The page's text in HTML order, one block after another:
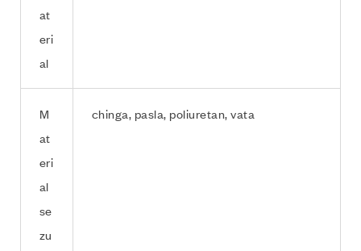
at
eri
al
M
at
eri
al
se
zu
chinga, pasla, poliuretan, vata